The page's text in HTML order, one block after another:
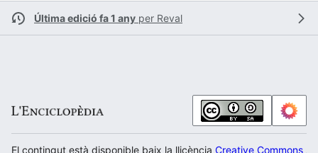
Última edició fa 1 any per Reval
El contingut està disponible baix la llicència Creative Commons